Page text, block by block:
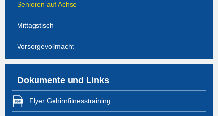
Senioren auf Achse
Mittagstisch
Vorsorgevollmacht
Dokumente und Links
Flyer Gehirnfitnesstraining